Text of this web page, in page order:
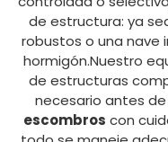
de estructura: ya
robustos o una nave
hormigón.Nuestro
de estructuras
necesario antes
escombros con